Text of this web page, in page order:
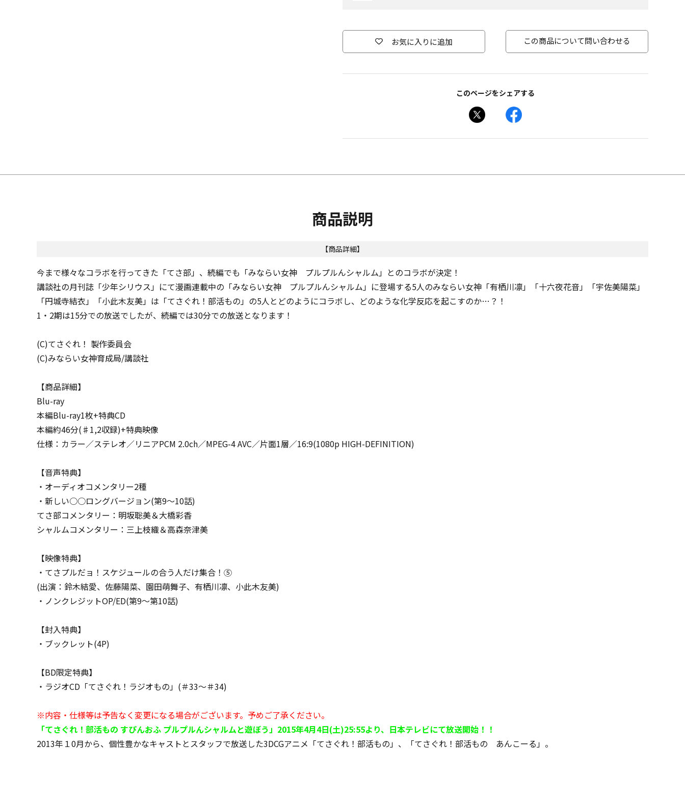
お気に入りに追加 この商品について問い合わせる
このページをシェアする
商品説明
【商品詳細】
今まで様々なコラボを行ってきた「てさ部」、続編でも「みならい女神 プルプルんシャルム」とのコラボが決定！
講談社の月刊誌「少年シリウス」にて漫画連載中の「みならい女神 プルプルんシャルム」に登場する5人のみならい女神「有栖川凛」「十六夜花音」「宇佐美陽菜」
「円城寺結衣」「小此木友美」は「てさぐれ！部活もの」の5人とどのようにコラボし、どのような化学反応を起こすのか…？！
1・2期は15分での放送でしたが、続編では30分での放送となります！
(C)てさぐれ！ 製作委員会
(C)みならい女神育成局/講談社
【商品詳細】
Blu-ray
本編Blu-ray1枚+特典CD
本編約46分(♯1,2収録)+特典映像
仕様：カラー／ステレオ／リニアPCM 2.0ch／MPEG-4 AVC／片面1層／16:9(1080p HIGH-DEFINITION)
【音声特典】
・オーディオコメンタリー2種
・新しい○○ロングバージョン(第9～10話)
てさ部コメンタリー：明坂聡美＆大橋彩香
シャルムコメンタリー：三上枝織＆高森奈津美
【映像特典】
・てさプルだョ！スケジュールの合う人だけ集合！⑤
(出演：鈴木結愛、佐藤陽菜、園田萌舞子、有栖川凛、小此木友美)
・ノンクレジットOP/ED(第9～第10話)
【封入特典】
・ブックレット(4P)
【BD限定特典】
・ラジオCD「てさぐれ！ラジオもの」(＃33～＃34)
※内容・仕様等は予告なく変更になる場合がございます。予めご了承ください。
「てさぐれ！部活もの すぴんおふ プルプルんシャルムと遊ぼう」2015年4月4日(土)25:55より、日本テレビにて放送開始！！
2013年１0月から、個性豊かなキャストとスタッフで放送した3DCGアニメ「てさぐれ！部活もの」、「てさぐれ！部活もの あんこーる」。